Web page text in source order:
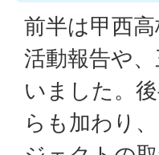
前半は甲西
活動報告や
いました。
らも加わり